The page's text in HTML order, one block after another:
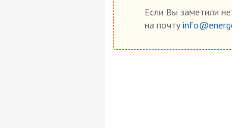
Если Вы заметили
на почту